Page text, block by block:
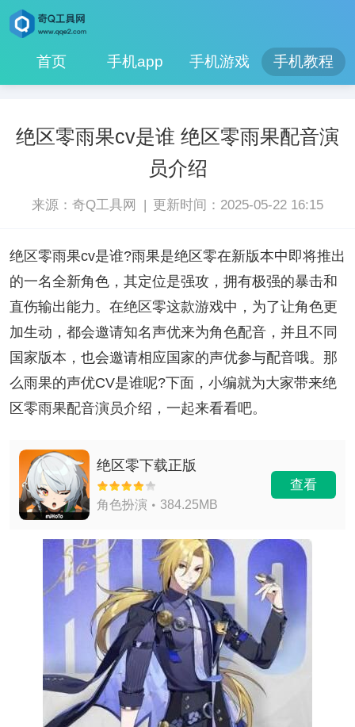
首页 手机app 手机游戏 手机教程
绝区零雨果cv是谁 绝区零雨果配音演
员介绍
来源：奇Q工具网 | 更新时间：2025-05-22 16:15
绝区零雨果cv是谁?雨果是绝区零在新版本中即将推出
的一名全新角色，其定位是强攻，拥有极强的暴击和
直伤输出能力。在绝区零这款游戏中，为了让角色更
加生动，都会邀请知名声优来为角色配音，并且不同
国家版本，也会邀请相应国家的声优参与配音哦。那
么雨果的声优CV是谁呢?下面，小编就为大家带来绝
区零雨果配音演员介绍，一起来看看吧。
绝区零下载正版
角色扮演 384.25MB
查看